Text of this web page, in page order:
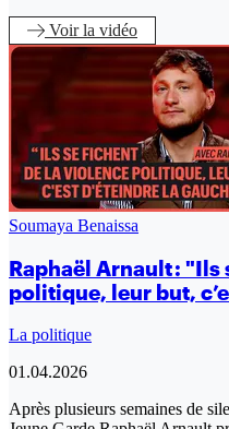
Voirla vidéo
Soumaya Benaissa
Raphaël Arnault :
politique, leur but,
La politique
01.04.2026
Après plusieurs semaines de